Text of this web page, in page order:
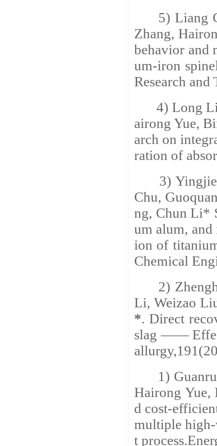
5) Liang
Zhang,
behavior and
um-iron
Research and
4) Long
airong Yue,
arch on
ration of
3)
Chu,
ng, Chun Li*
um alum,
ion of
Chemical
2)
Li, Weizao
*. Direct
slag ——
allurgy
1)
Hairong Yue,
d cost-
multiple high-
t process.